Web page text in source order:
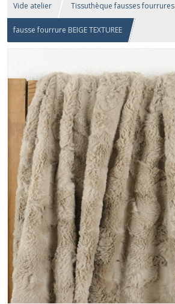
Vide atelier Tissuthèque fausses fourrures
fausse fourrure BEIGE TEXTUREE